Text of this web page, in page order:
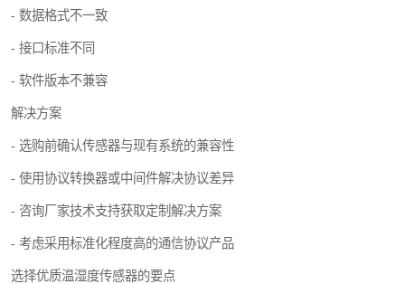
- 数据格式不一致
- 接口标准不同
- 软件版本不兼容
解决方案
- 选购前确认传感器与现有系统的兼容性
- 使用协议转换器或中间件解决协议差异
- 咨询厂家技术支持获取定制解决方案
- 考虑采用标准化程度高的通信协议产品
选择优质温湿度传感器的要点